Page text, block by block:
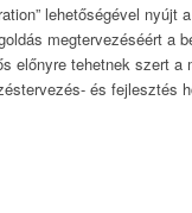
lehetőségével nyújt
megtervezéséért a
előnyre tehetnek szert a
és fejlesztés